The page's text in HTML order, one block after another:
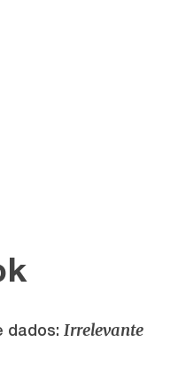
dados: Irrelevante